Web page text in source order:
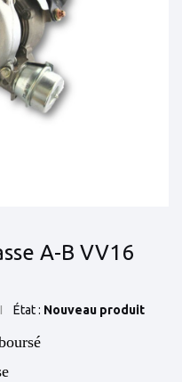
A-B VV16
État : Nouveau produit